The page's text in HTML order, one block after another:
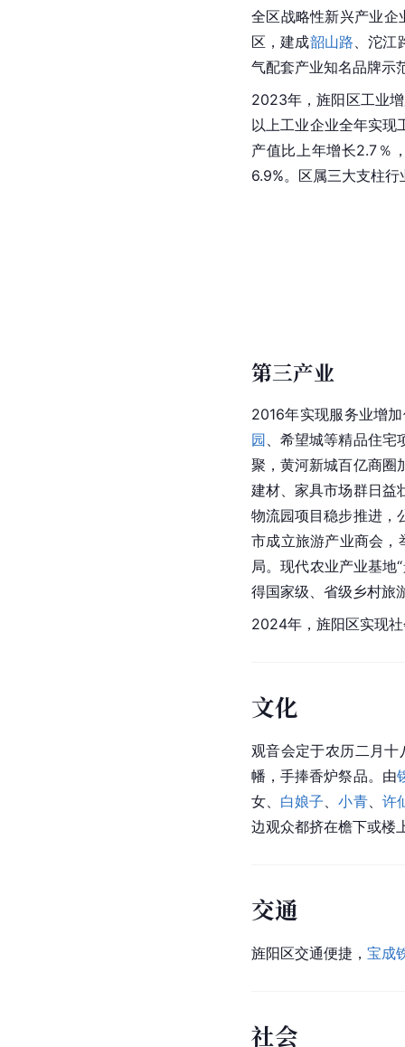
全区战略性新兴产业
区，建成韶山路、沱江
气配套产业知名品牌示
2023年，旌阳区工业
以上工业企业全年实现
产值比上年增长2.7％
6.9%。区属三大支柱
第三产业
2016年实现服务业增
园 、希望城等精品住
聚，黄河新城百亿商圈
建材、家具市场群日益
物流园项目稳步推进，
市成立旅游产业商会，
局。现代农业产业基地
得国家级、省级乡村旅
2024年，旌阳区实现
文化
观音会定于农历二月十
幡，手捧香炉祭品。由
女、 白娘子 、小青、 许
边观众都挤在檐下或楼
交通
旌阳区交通便捷， 宝成
社会